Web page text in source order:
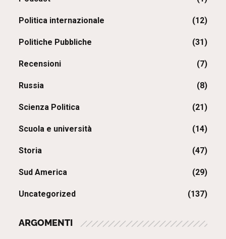
Politica internazionale (12)
Politiche Pubbliche (31)
Recensioni (7)
Russia (8)
Scienza Politica (21)
Scuola e università (14)
Storia (47)
Sud America (29)
Uncategorized (137)
ARGOMENTI